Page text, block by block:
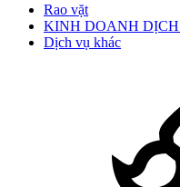
Rao vặt
KINH DOANH
Dịch vụ khác